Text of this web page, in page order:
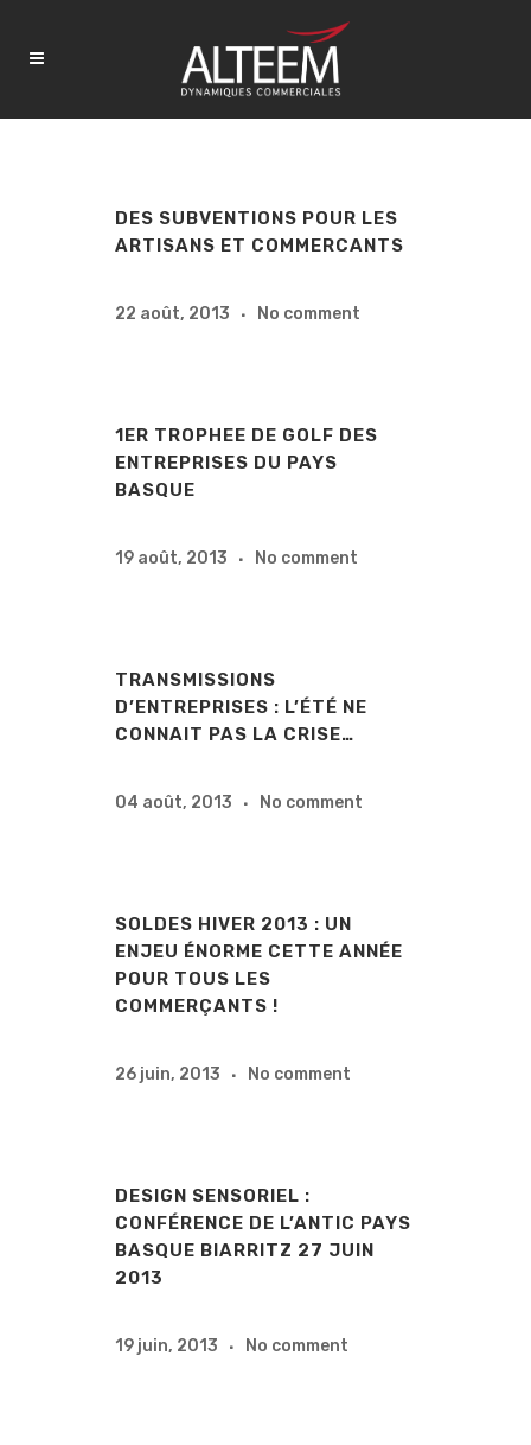
DES SUBVENTIONS POUR LES
ARTISANS ET COMMERCANTS
22 août, 2013 No comment
1ER TROPHEE DE GOLF DES
ENTREPRISES DU PAYS
BASQUE
19 août, 2013 No comment
TRANSMISSIONS
D’ENTREPRISES : L’ÉTÉ NE
CONNAIT PAS LA CRISE…
04 août, 2013 No comment
SOLDES HIVER 2013 : UN
ENJEU ÉNORME CETTE ANNÉE
POUR TOUS LES
COMMERÇANTS !
26 juin, 2013 No comment
DESIGN SENSORIEL :
CONFÉRENCE DE L’ANTIC PAYS
BASQUE BIARRITZ 27 JUIN
2013
19 juin, 2013 No comment